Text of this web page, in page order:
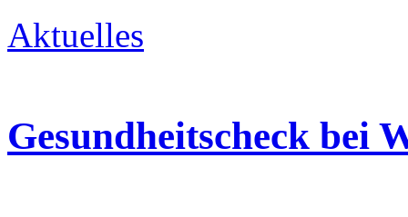
Aktuelles
Gesundheitscheck bei